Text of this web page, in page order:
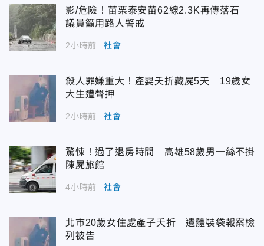
影/危險！苗栗泰安苗62線2.3K再傳落石
議員籲用路人警戒
2小時前 社會
殺人罪嫌重大！產嬰夭折藏屍5天 19歲女
大生遭聲押
2小時前 社會
驚悚！過了退房時間 高雄58歲男一絲不掛
陳屍旅館
4小時前 社會
北市20歲女住處產子夭折 遺體裝袋報案檢
列被告